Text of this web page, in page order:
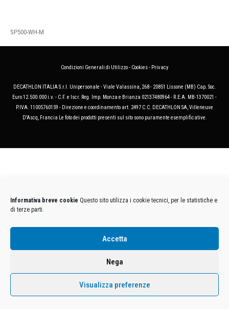
Informativa breve cookie Questo sito utilizza i cookie tecnici, per le statistiche e
di terze parti.
Accetta
Nega
Visualizza preferenze
SP500-WH-M
Condizioni Generali di Utilizzo- Cookies- Privacy
DECATHLON ITALIA S.r.l. Unipersonale - Viale Valassina, 268 - 20851 Lissone (MB) Cap. Soc.
Euro 12.500.000 i.v. - C.F. e Iscr. Reg. Imp. Monza e Brianza 02137480964 - R.E.A. MB-1370021 -
P.IVA. 11005760159 - Direzione e coordinamento art. 2497 C.C. DECATHLON SA, Villeneuve
D'Ascq, Francia Le foto dei prodotti presenti sul sito sono puramente esemplificative.